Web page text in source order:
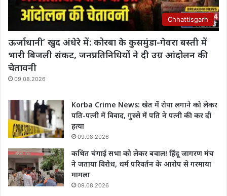
Chhattisgarh
ऊर्जाधानी’ खुद अंधेरे में: कोरबा के कुसमुंडा-गेवरा बस्ती में
भारी बिजली संकट, जनप्रतिनिधियों ने दी उग्र आंदोलन की
चेतावनी
09.08.2026
Korba Crime News: खेत में रोपा लगाने को लेकर
पति-पत्नी में विवाद, गुस्से में पति ने पत्नी की कर दी
हत्या
09.08.2026
कथित चंगाई सभा को लेकर बवाल! हिंदू जागरण मंच
ने जताया विरोध, धर्म परिवर्तन के आरोप से गरमाया
मामला
09.08.2026